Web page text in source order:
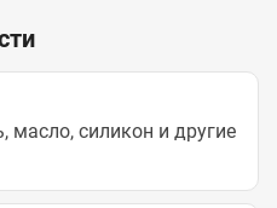
масло, силикон и другие